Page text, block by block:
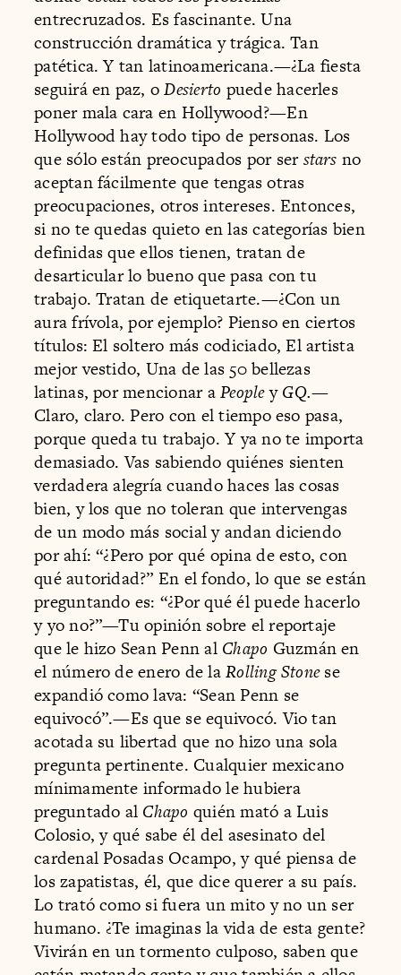
entrecruzados. Es fascinante. Una
construcción dramática y trágica. Tan
patética. Y tan latinoamericana.—¿La fiesta
seguirá en paz, oDesierto puede hacerles
poner mala cara en Hollywood?—En
Hollywood hay todo tipo de personas. Los
que sólo están preocupados por serstars no
aceptan fácilmente que tengas otras
preocupaciones, otros intereses. Entonces,
si no te quedas quieto en las categorías bien
definidas que ellos tienen, tratan de
desarticular lo bueno que pasa con tu
trabajo. Tratan de etiquetarte.—¿Con un
aura frívola, por ejemplo? Pienso en ciertos
títulos: El soltero más codiciado, El artista
mejor vestido, Una de las 50 bellezas
latinas, por mencionar aPeopleyGQ.—
Claro, claro. Pero con el tiempo eso pasa,
porque queda tu trabajo. Y ya no te importa
demasiado. Vas sabiendo quiénes sienten
verdadera alegría cuando haces las cosas
bien, y los que no toleran que intervengas
de un modo más social y andan diciendo
por ahí: “¿Pero por qué opina de esto, con
qué autoridad?” En el fondo, lo que se están
preguntando es: “¿Por qué él puede hacerlo
y yo no?”—Tu opinión sobre el reportaje
que le hizo Sean Penn al Chapo Guzmán en
el número de enero de laRolling Stonese
expandió como lava: “Sean Penn se
equivocó”.—Es que se equivocó. Vio tan
acotada su libertad que no hizo una sola
pregunta pertinente. Cualquier mexicano
mínimamente informado le hubiera
preguntado al Chapo quién mató a Luis
Colosio, y qué sabe él del asesinato del
cardenal Posadas Ocampo, y qué piensa de
los zapatistas, él, que dice querer a su país.
Lo trató como si fuera un mito y no un ser
humano. ¿Te imaginas la vida de esta gente?
Vivirán en un tormento culposo, saben que